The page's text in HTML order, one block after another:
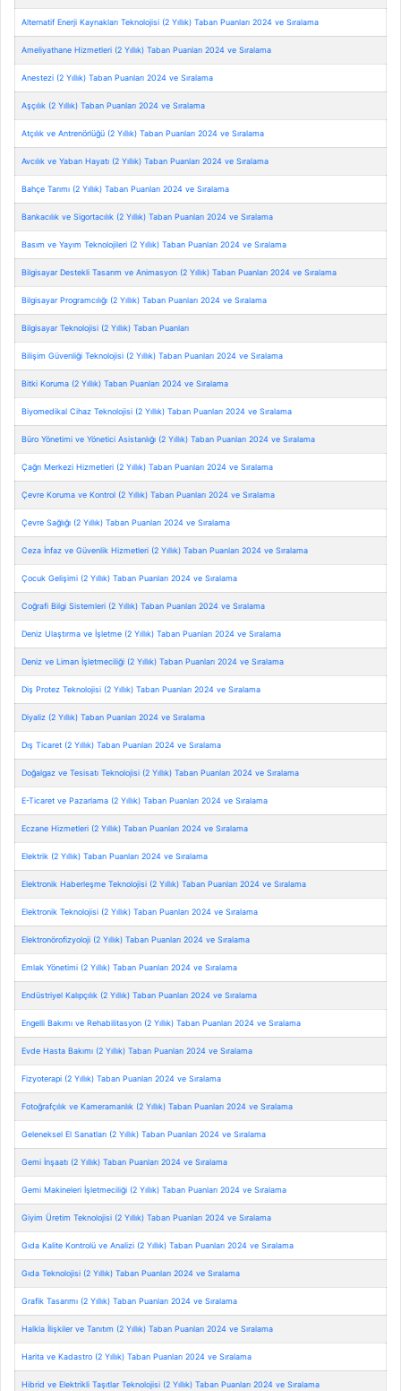
Alternatif Enerji Kaynakları Teknolojisi (2 Yıllık) Taban Puanları 2024 ve Sıralama
Ameliyathane Hizmetleri (2 Yıllık) Taban Puanları 2024 ve Sıralama
Anestezi (2 Yıllık) Taban Puanları 2024 ve Sıralama
Aşçılık (2 Yıllık) Taban Puanları 2024 ve Sıralama
Atçılık ve Antrenörlüğü (2 Yıllık) Taban Puanları 2024 ve Sıralama
Avcılık ve Yaban Hayatı (2 Yıllık) Taban Puanları 2024 ve Sıralama
Bahçe Tarımı (2 Yıllık) Taban Puanları 2024 ve Sıralama
Bankacılık ve Sigortacılık (2 Yıllık) Taban Puanları 2024 ve Sıralama
Basım ve Yayım Teknolojileri (2 Yıllık) Taban Puanları 2024 ve Sıralama
Bilgisayar Destekli Tasarım ve Animasyon (2 Yıllık) Taban Puanları 2024 ve Sıralama
Bilgisayar Programcılığı (2 Yıllık) Taban Puanları 2024 ve Sıralama
Bilgisayar Teknolojisi (2 Yıllık) Taban Puanları
Bilişim Güvenliği Teknolojisi (2 Yıllık) Taban Puanları 2024 ve Sıralama
Bitki Koruma (2 Yıllık) Taban Puanları 2024 ve Sıralama
Biyomedikal Cihaz Teknolojisi (2 Yıllık) Taban Puanları 2024 ve Sıralama
Büro Yönetimi ve Yönetici Asistanlığı (2 Yıllık) Taban Puanları 2024 ve Sıralama
Çağrı Merkezi Hizmetleri (2 Yıllık) Taban Puanları 2024 ve Sıralama
Çevre Koruma ve Kontrol (2 Yıllık) Taban Puanları 2024 ve Sıralama
Çevre Sağlığı (2 Yıllık) Taban Puanları 2024 ve Sıralama
Ceza İnfaz ve Güvenlik Hizmetleri (2 Yıllık) Taban Puanları 2024 ve Sıralama
Çocuk Gelişimi (2 Yıllık) Taban Puanları 2024 ve Sıralama
Coğrafi Bilgi Sistemleri (2 Yıllık) Taban Puanları 2024 ve Sıralama
Deniz Ulaştırma ve İşletme (2 Yıllık) Taban Puanları 2024 ve Sıralama
Deniz ve Liman İşletmeciliği (2 Yıllık) Taban Puanları 2024 ve Sıralama
Diş Protez Teknolojisi (2 Yıllık) Taban Puanları 2024 ve Sıralama
Diyaliz (2 Yıllık) Taban Puanları 2024 ve Sıralama
Dış Ticaret (2 Yıllık) Taban Puanları 2024 ve Sıralama
Doğalgaz ve Tesisatı Teknolojisi (2 Yıllık) Taban Puanları 2024 ve Sıralama
E-Ticaret ve Pazarlama (2 Yıllık) Taban Puanları 2024 ve Sıralama
Eczane Hizmetleri (2 Yıllık) Taban Puanları 2024 ve Sıralama
Elektrik (2 Yıllık) Taban Puanları 2024 ve Sıralama
Elektronik Haberleşme Teknolojisi (2 Yıllık) Taban Puanları 2024 ve Sıralama
Elektronik Teknolojisi (2 Yıllık) Taban Puanları 2024 ve Sıralama
Elektronörofizyoloji (2 Yıllık) Taban Puanları 2024 ve Sıralama
Emlak Yönetimi (2 Yıllık) Taban Puanları 2024 ve Sıralama
Endüstriyel Kalıpçılık (2 Yıllık) Taban Puanları 2024 ve Sıralama
Engelli Bakımı ve Rehabilitasyon (2 Yıllık) Taban Puanları 2024 ve Sıralama
Evde Hasta Bakımı (2 Yıllık) Taban Puanları 2024 ve Sıralama
Fizyoterapi (2 Yıllık) Taban Puanları 2024 ve Sıralama
Fotoğrafçılık ve Kameramanlık (2 Yıllık) Taban Puanları 2024 ve Sıralama
Geleneksel El Sanatları (2 Yıllık) Taban Puanları 2024 ve Sıralama
Gemi İnşaatı (2 Yıllık) Taban Puanları 2024 ve Sıralama
Gemi Makineleri İşletmeciliği (2 Yıllık) Taban Puanları 2024 ve Sıralama
Giyim Üretim Teknolojisi (2 Yıllık) Taban Puanları 2024 ve Sıralama
Gıda Kalite Kontrolü ve Analizi (2 Yıllık) Taban Puanları 2024 ve Sıralama
Gıda Teknolojisi (2 Yıllık) Taban Puanları 2024 ve Sıralama
Grafik Tasarımı (2 Yıllık) Taban Puanları 2024 ve Sıralama
Halkla İlişkiler ve Tanıtım (2 Yıllık) Taban Puanları 2024 ve Sıralama
Harita ve Kadastro (2 Yıllık) Taban Puanları 2024 ve Sıralama
Hibrid ve Elektrikli Taşıtlar Teknolojisi (2 Yıllık) Taban Puanları 2024 ve Sıralama